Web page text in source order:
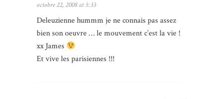
octobre 22, 2008 at 5:33
Deleuzienne hummm je ne connais pas assez
bien son oeuvre … le mouvement c’est la vie !
xx James
Et vive les parisiennes !!!